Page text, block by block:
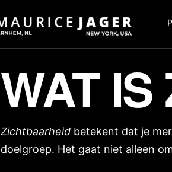
WAT
Zichtbaarheid betekent dat je
doelgroep. Het gaat niet alleen